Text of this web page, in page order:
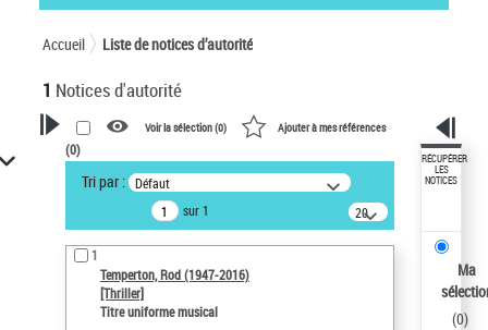
Accueil Liste de notices d’autorité
1 Notices d'autorité
VOTRE RECHERCHE
Recherche avancée dans les
notices d’autorité
Œuvres liées à l'auteur :
Temperton, Rod (1947-2016)
Voir la sélection (0) Ajouter à mes références
(0)
Tri par : Défaut
sur 1
20
résultats/page
1
Temperton, Rod (1947-2016)
[Thriller]
Titre uniforme musical
RÉCUPÉRER
LES
NOTICES
Ma
(0)